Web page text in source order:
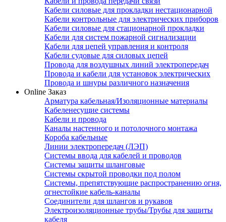
Кабели силовые для прокладки нестационарной
Кабели контрольные для электрических приборов
Кабели силовые для стационарной прокладки
Кабели для систем пожарной сигнализации
Кабели для цепей управления и контроля
Кабели судовые для силовых цепей
Провода для воздушных линий электропередач
Провода и кабели для установок электрических
Провода и шнуры различного назначения
Online Заказ
Арматура кабельная/Изоляционные материалы
Кабеленесущие системы
Кабели и провода
Каналы настенного и потолочного монтажа
Короба кабельные
Линии электропередач (ЛЭП)
Системы ввода для кабелей и проводов
Системы защиты шланговые
Системы скрытой проводки под полом
Системы, препятствующие распространению огня,
огнестойкие кабель-каналы
Соединители для шлангов и рукавов
Электроизоляционные трубы/Трубы для защиты
кабеля